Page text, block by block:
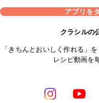
アプリを
クラシルの
「きちんとおいしく作れる」
レシピ動画を